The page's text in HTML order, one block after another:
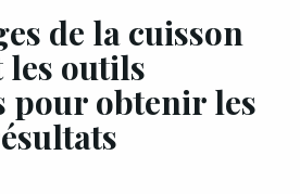
de la cuisson
les outils
pour obtenir les